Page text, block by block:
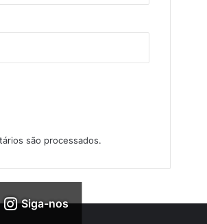
são processados.
Siga-nos